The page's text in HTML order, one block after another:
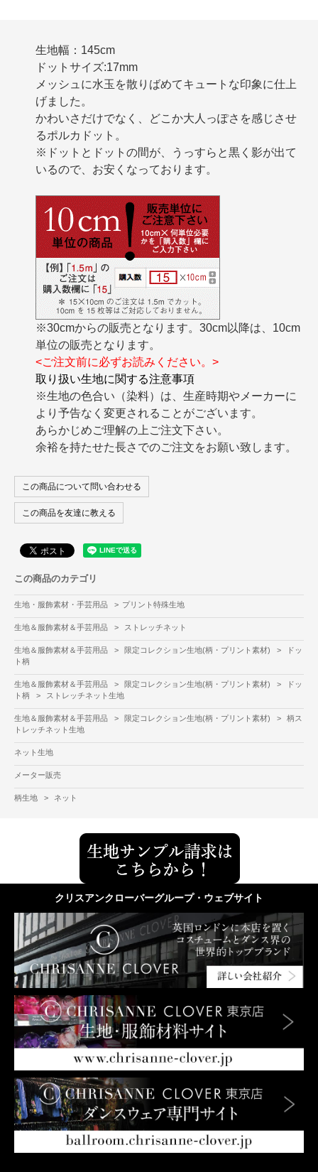
生地幅：145cm
ドットサイズ:17mm
メッシュに水玉を散りばめてキュートな印象に仕上
げました。
かわいさだけでなく、どこか大人っぽさを感じさせ
るポルカドット。
※ドットとドットの間が、うっすらと黒く影が出て
いるので、お安くなっております。
※30cmからの販売となります。30cm以降は、10cm
単位の販売となります。
<ご注文前に必ずお読みください。>
取り扱い生地に関する注意事項
※生地の色合い（染料）は、生産時期やメーカーに
より予告なく変更されることがございます。
あらかじめご理解の上ご注文下さい。
余裕を持たせた長さでのご注文をお願い致します。
この商品について問い合わせる
この商品を友達に教える
この商品のカテゴリ
生地・服飾素材・手芸用品 > プリント特殊生地
生地＆服飾素材＆手芸用品 > ストレッチネット
生地＆服飾素材＆手芸用品 > 限定コレクション生地(柄・プリント素材) >
ドッ
ト柄
生地＆服飾素材＆手芸用品 > 限定コレクション生地(柄・プリント素材) >
ドッ
ト柄
> ストレッチネット生地
生地＆服飾素材＆手芸用品 > 限定コレクション生地(柄・プリント素材) >
柄ス
トレッチネット生地
ネット生地
メーター販売
柄生地 > ネット
クリスアンクローバーグループ・ウェブサイト